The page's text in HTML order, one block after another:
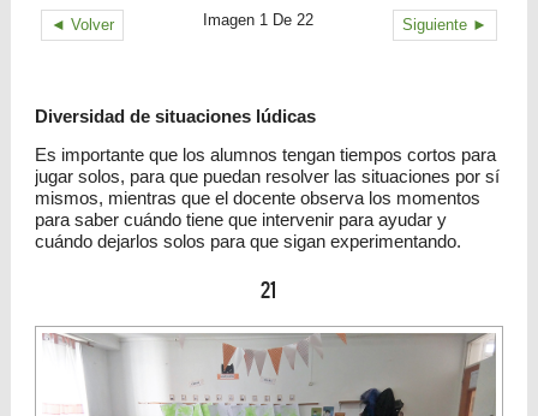
◄ Volver Siguiente ►
Imagen 1 De 22
Diversidad de situaciones lúdicas
Es importante que los alumnos tengan tiempos cortos para
jugar solos, para que puedan resolver las situaciones por sí
mismos, mientras que el docente observa los momentos
para saber cuándo tiene que intervenir para ayudar y
cuándo dejarlos solos para que sigan experimentando.
21